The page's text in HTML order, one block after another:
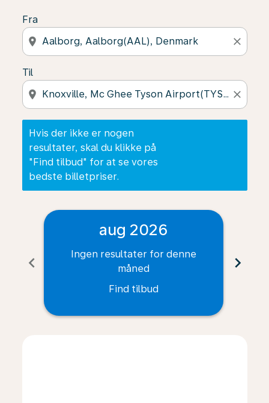
Fra
location_on close
Til
location_on close
Hvis der ikke er nogen
resultater, skal du klikke på
"Find tilbud" for at se vores
bedste billetpriser.
chevron_left
aug 2026
Ingen resultater for denne
måned
Find tilbud
chevron_right